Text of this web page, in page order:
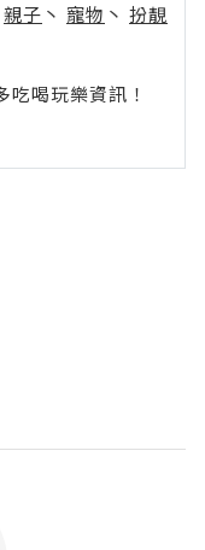
親子 丶 寵物 丶 扮靚
喝玩樂資訊！